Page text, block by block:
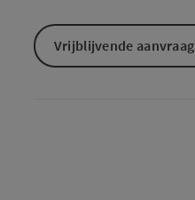
Vrijblijvende aanvraag